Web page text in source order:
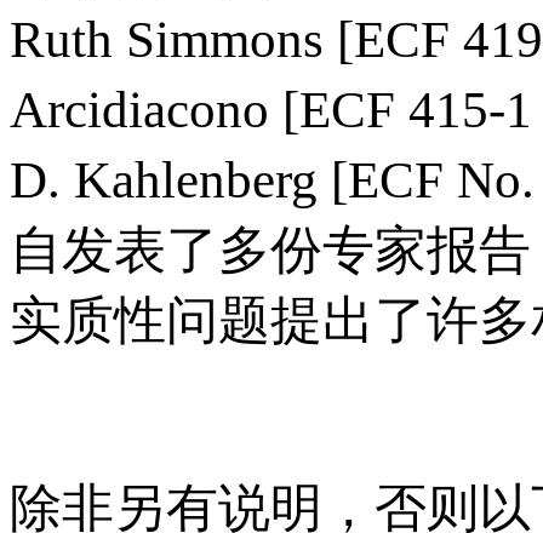
Ruth Simmons [ECF
Arcidiacono [ECF 415-
D. Kahlenberg [ECF
自发表了多份专家报
实质性问题提出了许
除非另有说明，否则